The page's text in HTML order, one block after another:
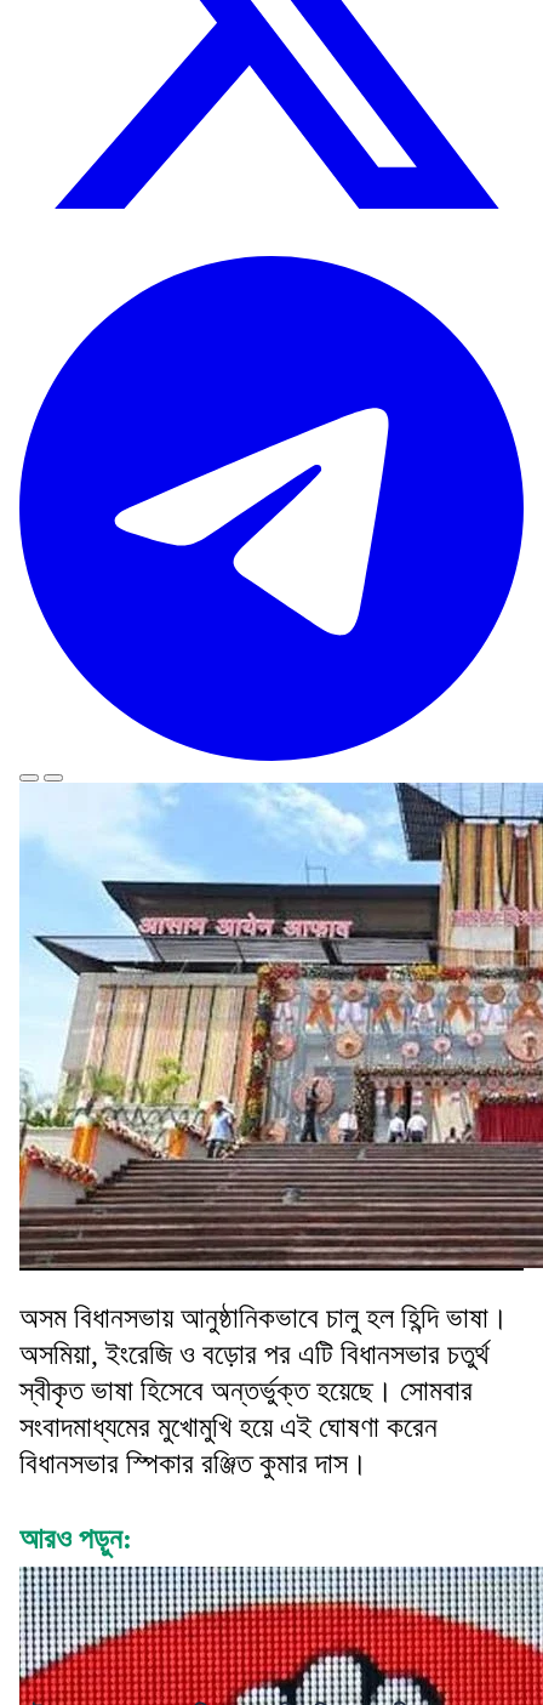
অসম বিধানসভায় আনুষ্ঠানিকভাবে চালু হল হিন্দি ভাষা।
অসমিয়া, ইংরেজি ও বড়োর পর এটি বিধানসভার চতুর্থ
স্বীকৃত ভাষা হিসেবে অন্তর্ভুক্ত হয়েছে। সোমবার
সংবাদমাধ্যমের মুখোমুখি হয়ে এই ঘোষণা করেন
বিধানসভার স্পিকার রঞ্জিত কুমার দাস।
আরও পড়ুন: